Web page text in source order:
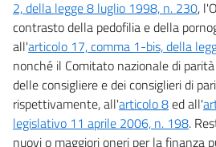
2, della legge 8 luglio 1998, n. 230,
contrasto della pedofilia e della
all'articolo 17, comma 1-bis, della
nonché il Comitato nazionale di
delle consigliere e dei consiglieri di
rispettivamente, all'articolo 8ed all'
legislativo 11 aprile 2006, n. 198.
nuovi o maggiori oneri per la finanza